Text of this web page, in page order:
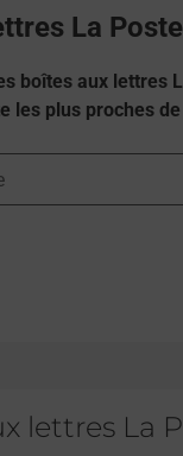
La
boîtes aux lettres
les plus proches
Postal
lettres La